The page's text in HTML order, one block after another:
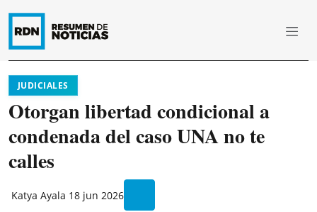
JUDICIALES
Otorgan libertad condicional a
condenada del caso UNA no te
calles
Katya Ayala 18 jun 2026